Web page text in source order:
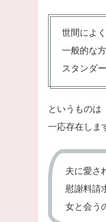
世間によ
一般的な
スタンダ
というものは
一応存在しま
夫に愛さ
慰謝料請
女と会う